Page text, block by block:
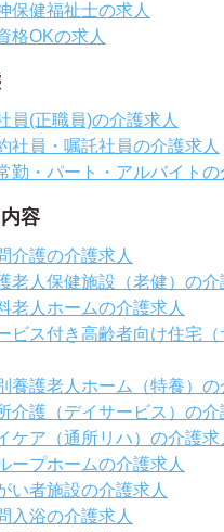
保健福祉士の求人
格OKの求人
員(正職員)の介護求人
社員・嘱託社員の介護求人
勤・パート・アルバイトの
容
介護の介護求人
老人保健施設（老健）の介
老人ホームの介護求人
ビス付き高齢者向け住宅
養護老人ホーム（特養）の
介護（デイサービス）の介
ケア（通所リハ）の介護求
ープホームの介護求人
い者施設の介護求人
入浴の介護求人